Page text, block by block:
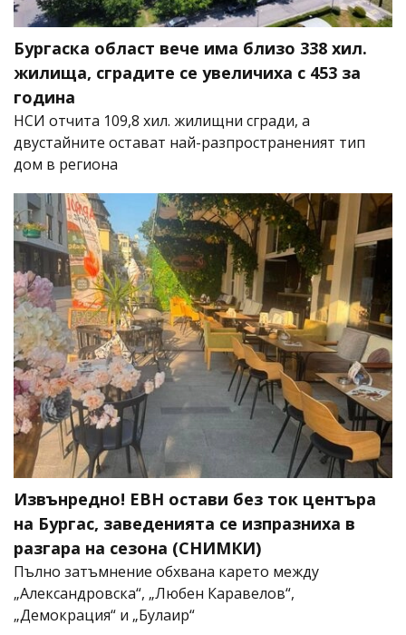
Бургаска област вече има близо 338 хил.
жилища, сградите се увеличиха с 453 за
година
НСИ отчита 109,8 хил. жилищни сгради, а
двустайните остават най-разпространеният тип
дом в региона
Извънредно! ЕВН остави без ток центъра
на Бургас, заведенията се изпразниха в
разгара на сезона (СНИМКИ)
Пълно затъмнение обхвана карето между
„Александровска“, „Любен Каравелов“,
„Демокрация“ и „Булаир“